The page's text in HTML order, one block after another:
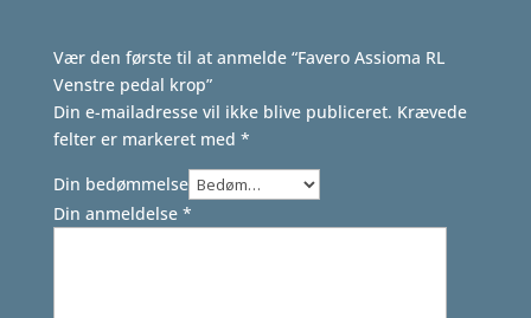
Vær den første til at anmelde “Favero Assioma RL
Venstre pedal krop”
Din e-mailadresse vil ikke blive publiceret. Krævede
felter er markeret med *
Din bedømmelse
Din anmeldelse *